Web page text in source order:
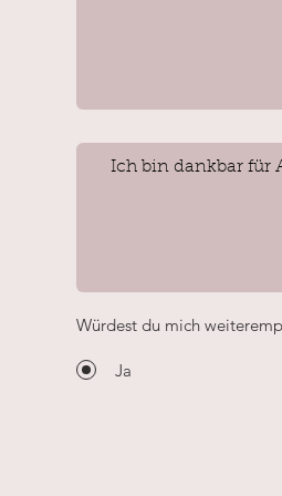
Würdest du mich
Ja